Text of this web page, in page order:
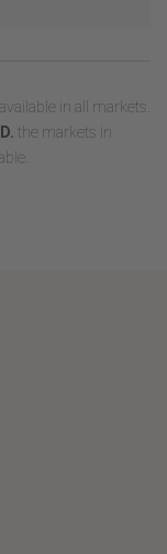
in all markets.
the markets in